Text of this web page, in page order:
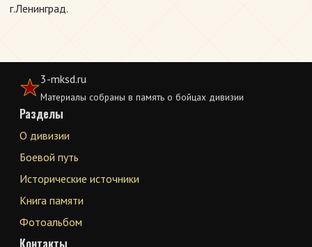
г.Ленинград.
3-mksd.ru
Материалы собраны в память о бойцах дивизии
Разделы
О дивизии
Боевой путь
Исторические источники
Книга памяти
Фотоальбом
Контакты